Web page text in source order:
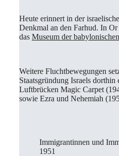
Heute erinnert in der
Denkmal an den Farhud. In
das Museum der
Weitere Fluchtbewegungen
Staatsgründung Israels
Luftbrücken Magic Carpet
sowie Ezra und Nehemiah
Immigrantinnen und
1951